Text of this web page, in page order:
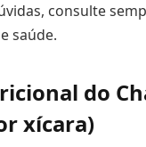
consulte
saúde.
do
xícara)